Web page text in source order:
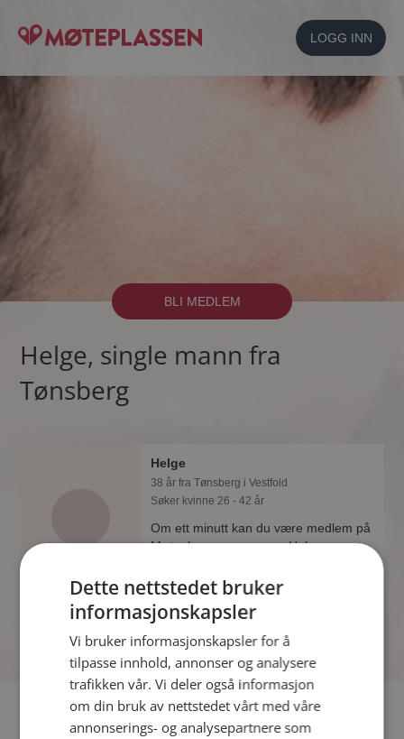
LOGG INN
BLI MEDLEM
Helge, single mann fra
Tønsberg
Helge
38 år fra Tønsberg i Vestfold
Søker kvinne 26 - 42 år
Om ett minutt kan du være medlem på
Møteplassen, og se om Helge er
lettere å finne kjærligheten på nettet!
Fler single
Dette nettstedet bruker
informasjonskapsler
Vi bruker informasjonskapsler for å
tilpasse innhold, annonser og analysere
trafikken vår. Vi deler også informasjon
om din bruk av nettstedet vårt med våre
annonserings- og analysepartnere som